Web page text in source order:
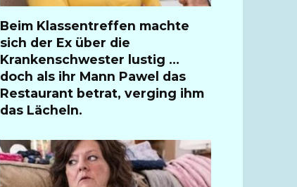
Beim Klassentreffen machte
sich der Ex über die
Krankenschwester lustig …
doch als ihr Mann Pawel das
Restaurant betrat, verging ihm
das Lächeln.